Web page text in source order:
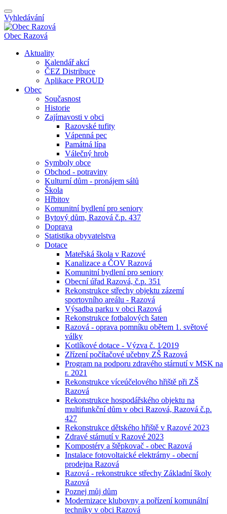
Vyhledávání
Obec Razová
Aktuality
Kalendář akcí
ČEZ Distribuce
Aplikace PROUD
Obec
Současnost
Historie
Zajímavosti v obci
Razovské tufity
Vápenná pec
Památná lípa
Válečný hrob
Symboly obce
Obchod - potraviny
Kulturní dům - pronájem sálů
Škola
Hřbitov
Komunitní bydlení pro seniory
Bytový dům, Razová č.p. 437
Doprava
Statistika obyvatelstva
Dotace
Mateřská škola v Razové
Kanalizace a ČOV Razová
Komunitní bydlení pro seniory
Obecní úřad Razová, č.p. 351
Rekonstrukce střechy objektu zázemí
sportovního areálu - Razová
Výsadba parku v obci Razová
Rekonstrukce fotbalových šaten
Razová - oprava pomníku obětem 1. světové
války
Kotlíkové dotace - Výzva č. 1⁄2019
Zřízení počítačové učebny ZŠ Razová
Program na podporu zdravého stárnutí v MSK na
r. 2021
Rekonstrukce víceúčelového hřiště při ZŠ
Razová
Rekonstrukce hospodářského objektu na
multifunkční dům v obci Razová, Razová č.p.
427
Rekonstrukce dětského hřiště v Razové 2023
Zdravé stárnutí v Razové 2023
Kompostéry a štěpkovač - obec Razová
Instalace fotovoltaické elektrárny - obecní
prodejna Razová
Razová - rekonstrukce střechy Základní školy
Razová
Poznej můj dům
Modernizace klubovny a pořízení komunální
techniky v obci Razová